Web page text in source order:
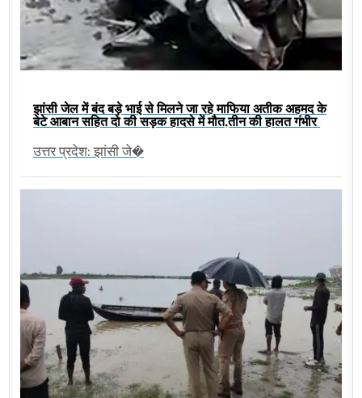
झांसी जेल में बंद बड़े भाई से मिलने जा रहे माफिया अतीक अहमद के
बेटे आबान सहित दो की सड़क हादसे में मौत,तीन की हालत गंभीर
उत्तर प्रदेश: झांसी जे�